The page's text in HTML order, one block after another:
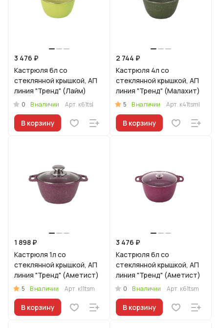
3 476 ₽
Кастрюля 6л со
стеклянной крышкой, АП
линия "Тренд" (Лайм)
0 В наличии Арт. к61tsl
В корзину
2 744 ₽
Кастрюля 4л со
стеклянной крышкой, АП
линия "Тренд" (Малахит)
5 В наличии Арт. к41tsml
В корзину
1 898 ₽
Кастрюля 1л со
стеклянной крышкой, АП
линия "Тренд" (Аметист)
5 В наличии Арт. к11tsm
В корзину
3 476 ₽
Кастрюля 6л со
стеклянной крышкой, АП
линия "Тренд" (Аметист)
0 В наличии Арт. к61tsm
В корзину